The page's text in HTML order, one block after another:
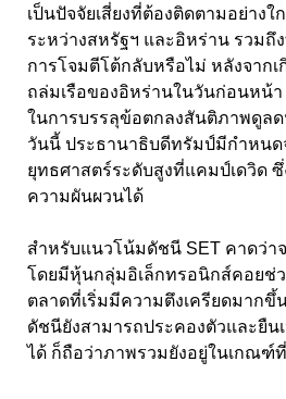
เป็นปัจจัยเสี่ยงที่ต้องติดตามอย่างใ
ระหว่างสหรัฐฯ และอิหร่าน รวมถึ
การโจมตีโต้กลับหรือไม่ หลังจาก
ถล่มเรือของอิหร่านในวันก่อนหน้
ในการบรรลุข้อตกลงสันติภาพดูล
วันนี้ ประธานาธิบดีทรัมป์มีกำหนด
ยุทธศาสตร์ระดับสูงที่แคมป์เดวิด
ความผันผวนได้
สำหรับแนวโน้มดัชนี SET คาดว่า
โดยมีหุ้นกลุ่มอิเล็กทรอนิกส์คอยช่
ตลาดที่เริ่มมีความตึงเครียดมากขึ้
ดัชนียังสามารถประคองตัวและยืน
ได้ ก็ถือว่าภาพรวมยังอยู่ในเกณฑ์